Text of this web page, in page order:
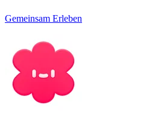
Gemeinsam Erleben